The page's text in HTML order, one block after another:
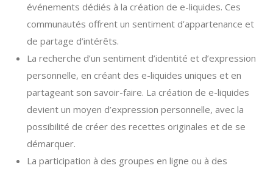
événements dédiés à la création de e-liquides. Ces
communautés offrent un sentiment d’appartenance et
de partage d’intérêts.
La recherche d’un sentiment d’identité et d’expression
personnelle, en créant des e-liquides uniques et en
partageant son savoir-faire. La création de e-liquides
devient un moyen d’expression personnelle, avec la
possibilité de créer des recettes originales et de se
démarquer.
La participation à des groupes en ligne ou à des